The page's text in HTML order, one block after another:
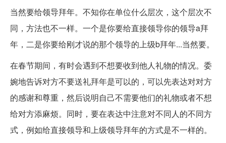
当然要给领导拜年。不知你在单位什么层次，这个层次不
同，方法也不一样。一个是你要给直接领导你的领导a拜
年，二是你要给刚才说的那个领导的上级b拜年...当然要。
在春节期间，有时会遇到不想要收到他人礼物的情况。委
婉地告诉对方不要送礼拜年是可以的，可以先表达对对方
的感谢和尊重，然后说明自己不需要他们的礼物或者不想
给对方添麻烦。同时，要在表达中注意对不同人的不同方
式，例如给直接领导和上级领导拜年的方式是不一样的。